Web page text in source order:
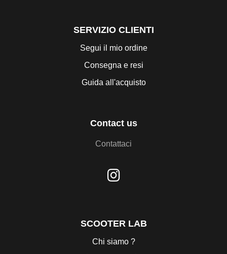
SERVIZIO CLIENTI
Segui il mio ordine
Consegna e resi
Guida all'acquisto
Contact us
Contattaci
SCOOTER LAB
Chi siamo ?